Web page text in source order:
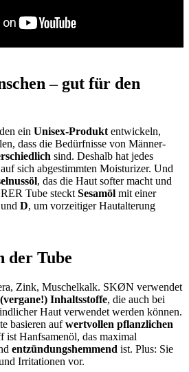
– gut für den
ein Unisex-Produkt entwickeln,
dass die Bedürfnisse von Männer-
sind. Deshalb hat jedes
sich abgestimmten Moisturizer. Und
, das die Haut softer macht und
Tube steckt Sesamöl mit einer
und D, um vorzeitiger Hautalterung
der Tube
Zink, Muschelkalk. SKØN verwendet
Inhaltsstoffe, die auch bei
Haut verwendet werden können.
basieren aufwertvollen pflanzlichen
ist Hanfsamenöl, das maximal
entzündungshemmend ist. Plus: Sie
Irritationen vor.